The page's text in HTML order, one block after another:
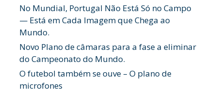
No Mundial, Portugal Não Está Só no Campo
— Está em Cada Imagem que Chega ao
Mundo.
Novo Plano de câmaras para a fase a eliminar
do Campeonato do Mundo.
O futebol também se ouve – O plano de
microfones